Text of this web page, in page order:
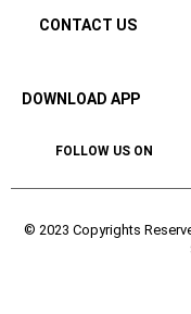
CONTACT US
DOWNLOAD APP
FOLLOW US ON
© 2023 Copyrights